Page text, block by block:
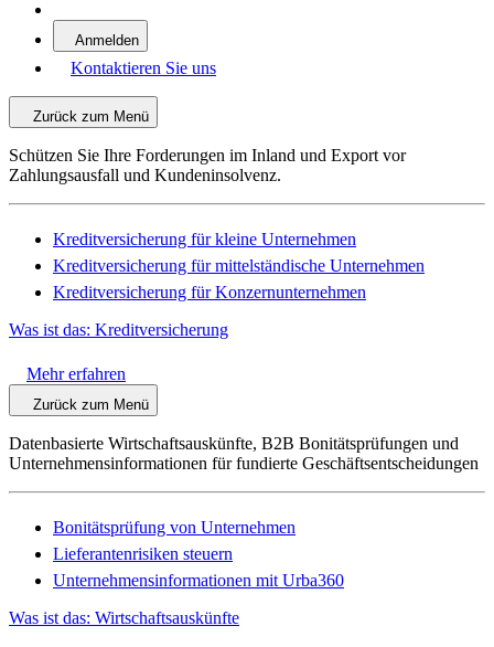
Anmelden
Kontaktieren Sie uns
Zurück zum Menü
Schützen Sie Ihre Forderungen im Inland und Export vor
Zahlungsausfall und Kundeninsolvenz.
Kreditversicherung für kleine Unternehmen
Kreditversicherung für mittelständische Unternehmen
Kreditversicherung für Konzernunternehmen
Was ist das: Kreditversicherung
Mehr erfahren
Zurück zum Menü
Datenbasierte Wirtschaftsauskünfte, B2B Bonitätsprüfungen und
Unternehmensinformationen für fundierte Geschäftsentscheidungen
Bonitätsprüfung von Unternehmen
Lieferantenrisiken steuern
Unternehmensinformationen mit Urba360
Was ist das: Wirtschaftsauskünfte